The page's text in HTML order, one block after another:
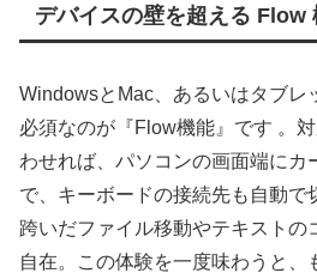
デバイスの壁を超える Flow
WindowsとMac、あるいはタブレ
必須なのが『Flow機能』です 。
わせれば、パソコンの画面端にカ
で、キーボードの接続先も自動で
跨いだファイル移動やテキストの
自在。この体験を一度味わうと、